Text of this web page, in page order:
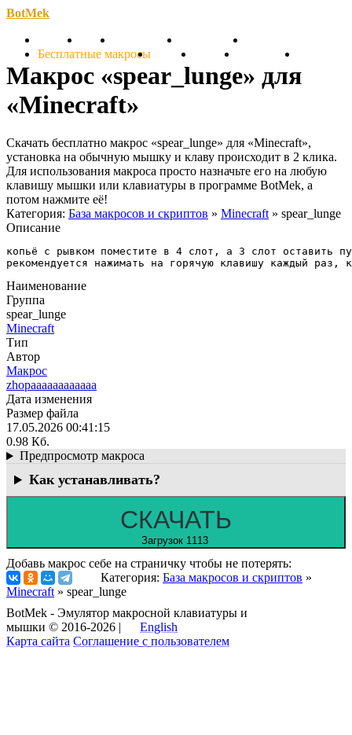
BotMek
Скачать
Обзор Обновления Инструкция
Бесплатные макросы Тарифы Отзывы Поддержка
Макрос «spear_lunge» для
«Minecraft»
Скачать бесплатно макрос «spear_lunge» для «Minecraft»,
установка на обычную мышку и клаву происходит в 2 клика.
Для использования макроса просто назначьте его на любую
клавишу мышки или клавиатуры в программе BotMek, а
потом нажмите её!
Категория: База макросов и скриптов » Minecraft» spear_lunge
Описание
копьё с рывком поместите в 4 слот, а 3 слот оставить
рекомендуется нажимать на горячую клавишу каждый
Наименование
Группа
spear_lunge
Minecraft
Тип
Автор
Макрос
zhopaaaaaaaaaaaa
Дата изменения
Размер файла
17.05.2026 00:41:15
0.98 Кб.
Предпросмотр макроса
Как устанавливать?
СКАЧАТЬ
Загрузок 1113
Добавь макрос себе на страничку чтобы не потерять:
Категория: База макросов и скриптов »
Minecraft» spear_lunge
BotMek - Эмулятор макросной клавиатуры и
мышки © 2016-2026 |
English
Карта сайта Соглашение с пользователем